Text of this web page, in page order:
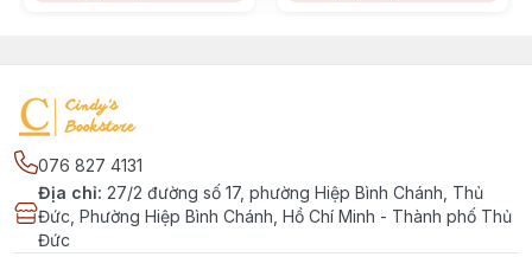
076 827 4131
Địa chỉ: 27/2 đường số 17, phường Hiệp Bình Chánh, Thủ
Đức, Phường Hiệp Bình Chánh, Hồ Chí Minh - Thành phố Thủ
Đức